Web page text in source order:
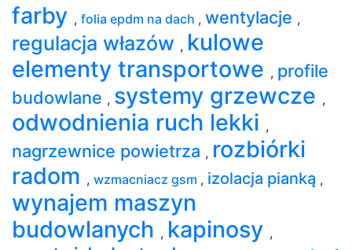
farby , folia epdm na dach , wentylacje ,
regulacja włazów , kulowe
elementy transportowe , profile
budowlane , systemy grzewcze ,
odwodnienia ruch lekki ,
nagrzewnice powietrza , rozbiórki
radom , wzmacniacz gsm , izolacja pianką ,
wynajem maszyn
budowlanych , kapinosy ,